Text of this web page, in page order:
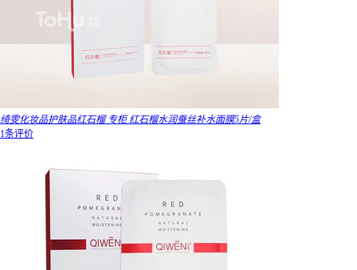
绮雯化妆品护肤品红石榴 专柜 红石榴水润蚕丝补水面膜5片/盒
1条评价